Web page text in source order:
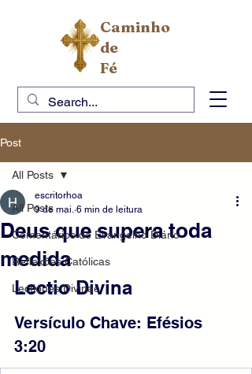
Caminho
de
Fé
Post
All Posts
Comentários do Evangelho Diário
Reflexões Católicas
Lectiones Divinae
All Posts
Deus que supera toda
medida
escritorhoa
9 de mai. 6 min de leitura
Lectio Divina
Versículo Chave: Efésios
3:20